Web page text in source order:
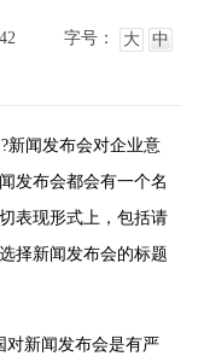
字号： 大
中
新闻发布会对企业意
发布会都会有一个名
表现形式上，包括请
择新闻发布会的标题
新闻发布会是有严